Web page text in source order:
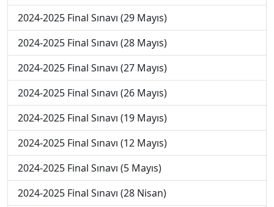
2024-2025 Final Sınavı (29 Mayıs)
2024-2025 Final Sınavı (28 Mayıs)
2024-2025 Final Sınavı (27 Mayıs)
2024-2025 Final Sınavı (26 Mayıs)
2024-2025 Final Sınavı (19 Mayıs)
2024-2025 Final Sınavı (12 Mayıs)
2024-2025 Final Sınavı (5 Mayıs)
2024-2025 Final Sınavı (28 Nisan)